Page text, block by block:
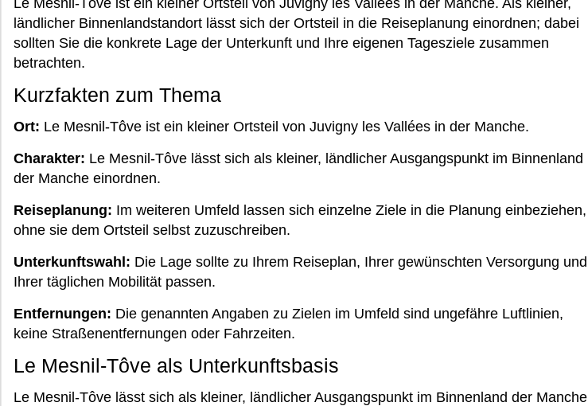
Le Mesnil-Tôve ist ein kleiner Ortsteil von Juvigny les Vallées in der Manche. Als kleiner,
ländlicher Binnenlandstandort lässt sich der Ortsteil in die Reiseplanung einordnen; dabei
sollten Sie die konkrete Lage der Unterkunft und Ihre eigenen Tagesziele zusammen
betrachten.
Kurzfakten zum Thema
Ort: Le Mesnil-Tôve ist ein kleiner Ortsteil von Juvigny les Vallées in der Manche.
Charakter: Le Mesnil-Tôve lässt sich als kleiner, ländlicher Ausgangspunkt im Binnenland
der Manche einordnen.
Reiseplanung: Im weiteren Umfeld lassen sich einzelne Ziele in die Planung einbeziehen,
ohne sie dem Ortsteil selbst zuzuschreiben.
Unterkunftswahl: Die Lage sollte zu Ihrem Reiseplan, Ihrer gewünschten Versorgung und
Ihrer täglichen Mobilität passen.
Entfernungen: Die genannten Angaben zu Zielen im Umfeld sind ungefähre Luftlinien,
keine Straßenentfernungen oder Fahrzeiten.
Le Mesnil-Tôve als Unterkunftsbasis
Le Mesnil-Tôve lässt sich als kleiner, ländlicher Ausgangspunkt im Binnenland der Manche